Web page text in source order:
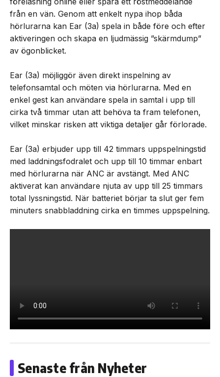
från en vän. Genom att enkelt nypa ihop båda
hörlurarna kan Ear (3a) spela in både före och efter
aktiveringen och skapa en ljudmässig ”skärmdump”
av ögonblicket.
Ear (3a) möjliggör även direkt inspelning av
telefonsamtal och möten via hörlurarna. Med en
enkel gest kan användare spela in samtal i upp till
cirka två timmar utan att behöva ta fram telefonen,
vilket minskar risken att viktiga detaljer går förlorade.
Ear (3a) erbjuder upp till 42 timmars uppspelningstid
med laddningsfodralet och upp till 10 timmar enbart
med hörlurarna när ANC är avstängt. Med ANC
aktiverat kan användare njuta av upp till 25 timmars
total lyssningstid. När batteriet börjar ta slut ger fem
minuters snabbladdning cirka en timmes uppspelning.
Senaste från Nyheter